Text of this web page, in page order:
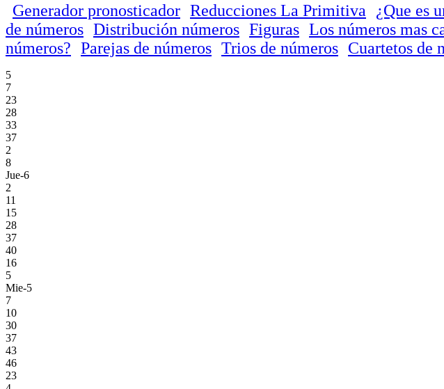
Generador pronosticador Reducciones La Primitiva ¿Que es
de números Distribución números Figuras Los números mas
números? Parejas de números Trios de números Cuartetos de
5
7
23
28
33
37
2
8
Jue-6
2
11
15
28
37
40
16
5
Mie-5
7
10
30
37
43
46
23